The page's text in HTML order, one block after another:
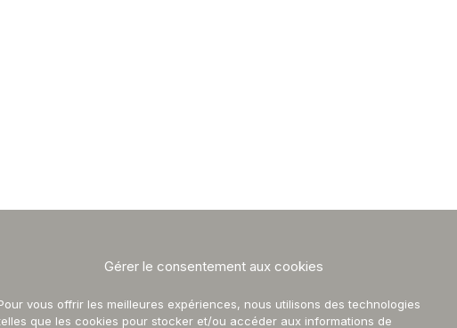
Gérer le consentement aux cookies
vous offrir les meilleures expériences, nous utilisons des technologies
que les cookies pour stocker et/ou accéder aux informations de
Suivez-nous
Facebook